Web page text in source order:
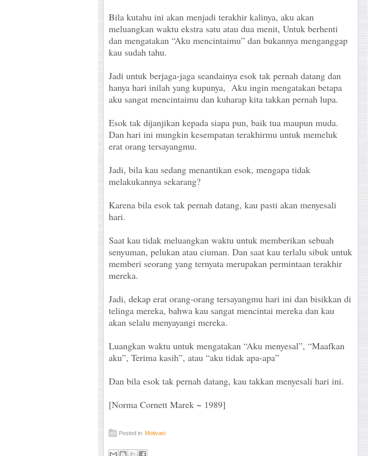
Bila kutahu ini akan menjadi terakhir kalinya, aku akan
meluangkan waktu ekstra satu atau dua menit, Untuk berhenti
dan mengatakan “Aku mencintaimu” dan bukannya menganggap
kau sudah tahu.
Jadi untuk berjaga-jaga seandainya esok tak pernah datang dan
hanya hari inilah yang kupunya, Aku ingin mengatakan betapa
aku sangat mencintaimu dan kuharap kita takkan pernah lupa.
Esok tak dijanjikan kepada siapa pun, baik tua maupun muda.
Dan hari ini mungkin kesempatan terakhirmu untuk memeluk
erat orang tersayangmu.
Jadi, bila kau sedang menantikan esok, mengapa tidak
melakukannya sekarang?
Karena bila esok tak pernah datang, kau pasti akan menyesali
hari.
Saat kau tidak meluangkan waktu untuk memberikan sebuah
senyuman, pelukan atau ciuman. Dan saat kau terlalu sibuk untuk
memberi seorang yang ternyata merupakan permintaan terakhir
mereka.
Jadi, dekap erat orang-orang tersayangmu hari ini dan bisikkan di
telinga mereka, bahwa kau sangat mencintai mereka dan kau
akan selalu menyayangi mereka.
Luangkan waktu untuk mengatakan “Aku menyesal”, “Maafkan
aku”, Terima kasih”, atau “aku tidak apa-apa”
Dan bila esok tak pernah datang, kau takkan menyesali hari ini.
[Norma Cornett Marek ~ 1989]
Posted in: Motivasi